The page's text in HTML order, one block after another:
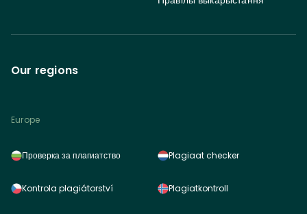
Our regions
Europe
Проверка за плагиатство
Kontrola plagiátorství
Plagiaat checker
Plagiatkontroll